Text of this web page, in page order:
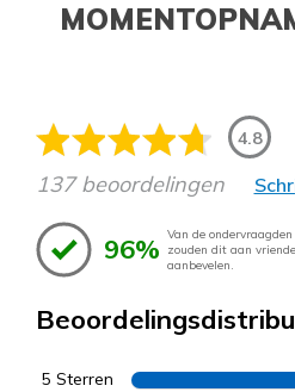
4.8
137 beoordelingen
96% Van de ondervraagden
zouden dit aan
aanbevelen.
5 Sterren